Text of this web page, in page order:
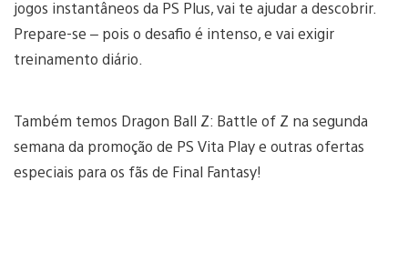
jogos instantâneos da PS Plus, vai te ajudar a descobrir.
Prepare-se – pois o desafio é intenso, e vai exigir
treinamento diário.
Também temos Dragon Ball Z: Battle of Z na segunda
semana da promoção de PS Vita Play e outras ofertas
especiais para os fãs de Final Fantasy!